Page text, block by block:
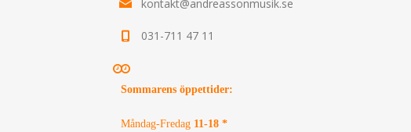
kontakt@andreassonmusik.se
031-711 47 11
Sommarens öppettider:
Måndag-Fredag 11-18 *